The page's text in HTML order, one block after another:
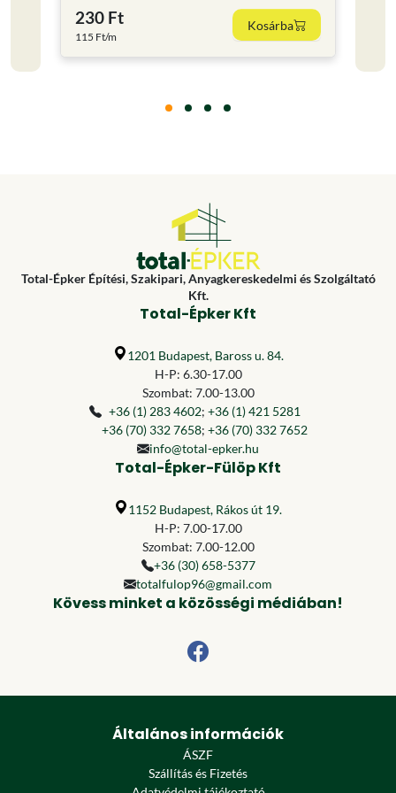
230 Ft
115 Ft/m
Kosárba
Total-Épker Építési, Szakipari, Anyagkereskedelmi és Szolgáltató
Kft.
Total-Épker Kft
1201 Budapest, Baross u. 84.
H-P: 6.30-17.00
Szombat: 7.00-13.00
+36 (1) 283 4602; +36 (1) 421 5281
+36 (70) 332 7658; +36 (70) 332 7652
info@total-epker.hu
Total-Épker-Fülöp Kft
1152 Budapest, Rákos út 19.
H-P: 7.00-17.00
Szombat: 7.00-12.00
+36 (30) 658-5377
totalfulop96@gmail.com
Kövess minket a közösségi médiában!
Általános információk
ÁSZF
Szállítás és Fizetés